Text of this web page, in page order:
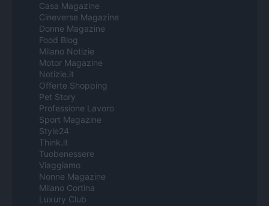
Casa Magazine
Cineverse Magazine
Donne Magazine
Food Blog
Milano Notizie
Motor Magazine
Notizie.it
Offerte Shopping
Pet Story
Professione Lavoro
Sport Magazine
Style24
Think.it
Tuobenessere
Viaggiamo
Nonne Magazine
Milano Cortina
Luxury Club